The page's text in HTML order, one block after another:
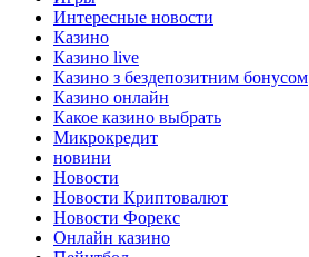
Интересные новости
Казино
Казино live
Казино з бездепозитним бонусом
Казино онлайн
Какое казино выбрать
Микрокредит
новини
Новости
Новости Криптовалют
Новости Форекс
Онлайн казино